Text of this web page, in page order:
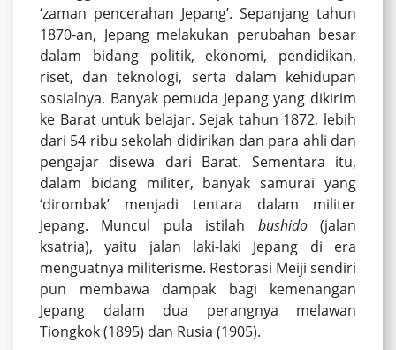
‘zaman pencerahan Jepang’. Sepanjang tahun
1870-an, Jepang melakukan perubahan besar
dalam bidang politik, ekonomi, pendidikan,
riset, dan teknologi, serta dalam kehidupan
sosialnya. Banyak pemuda Jepang yang dikirim
ke Barat untuk belajar. Sejak tahun 1872, lebih
dari 54 ribu sekolah didirikan dan para ahli dan
pengajar disewa dari Barat. Sementara itu,
dalam bidang militer, banyak samurai yang
‘dirombak’ menjadi tentara dalam militer
Jepang. Muncul pula istilah bushido(jalan
ksatria), yaitu jalan laki-laki Jepang di era
menguatnya militerisme. Restorasi Meiji sendiri
pun membawa dampak bagi kemenangan
Jepang dalam dua perangnya melawan
Tiongkok (1895) dan Rusia (1905).